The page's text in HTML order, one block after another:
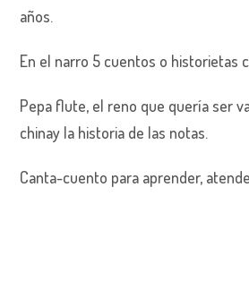
años.
En el narro 5 cuentos o historietas
Pepa flute, el reno que quería ser
chinay la historia de las notas.
Canta-cuento para aprender,